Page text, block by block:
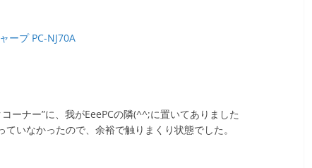
ープ PC-NJ70A
ーナー”に、我がEeePCの隣(^^;に置いてありました
いなかったので、余裕で触りまくり状態でした。